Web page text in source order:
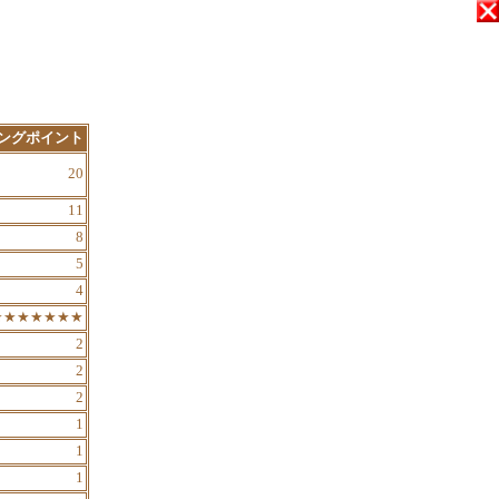
グポイント
20
11
8
5
4
2
2
2
1
1
1